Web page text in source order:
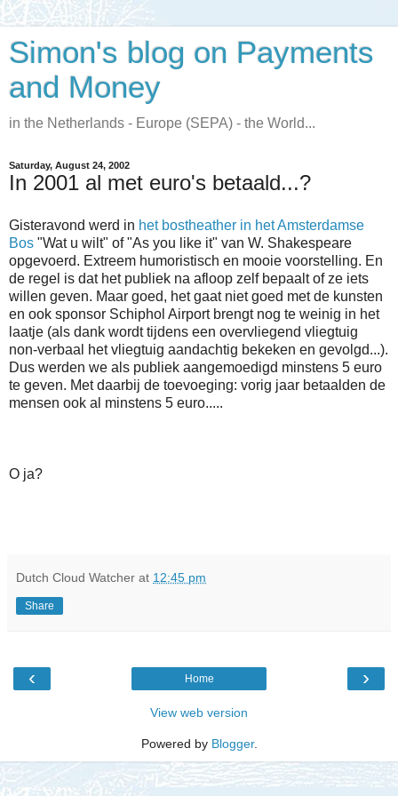
Simon's blog on Payments
and Money
in the Netherlands - Europe (SEPA) - the World...
Saturday, August 24, 2002
In 2001 al met euro's betaald...?
Gisteravond werd in het bostheather in het Amsterdamse
Bos "Wat u wilt" of "As you like it" van W. Shakespeare
opgevoerd. Extreem humoristisch en mooie voorstelling. En
de regel is dat het publiek na afloop zelf bepaalt of ze iets
willen geven. Maar goed, het gaat niet goed met de kunsten
en ook sponsor Schiphol Airport brengt nog te weinig in het
laatje (als dank wordt tijdens een overvliegend vliegtuig
non-verbaal het vliegtuig aandachtig bekeken en gevolgd...).
Dus werden we als publiek aangemoedigd minstens 5 euro
te geven. Met daarbij de toevoeging: vorig jaar betaalden de
mensen ook al minstens 5 euro.....
O ja?
Dutch Cloud Watcher at 12:45 pm
Share
‹ ›
Home
View web version
Powered by Blogger.